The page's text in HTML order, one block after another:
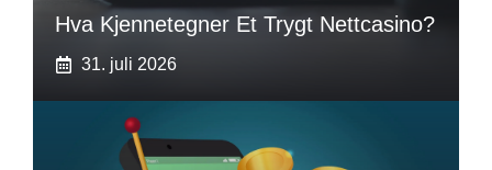
Hva Kjennetegner Et Trygt Nettcasino?
31. juli 2026